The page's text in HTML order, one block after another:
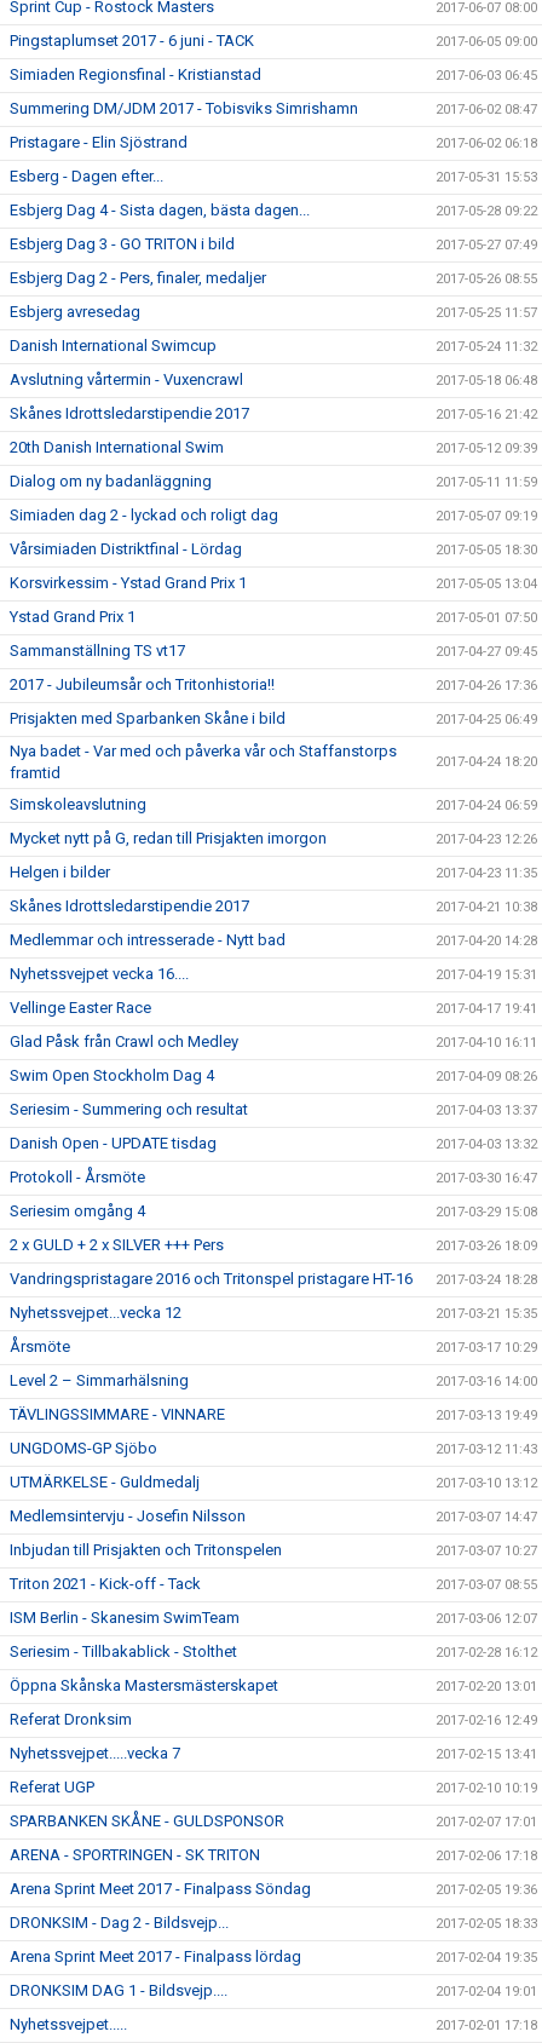
Sprint Cup - Rostock Masters 2017-06-07 08:00
Pingstaplumset 2017 - 6 juni - TACK 2017-06-05 09:00
Simiaden Regionsfinal - Kristianstad 2017-06-03 06:45
Summering DM/JDM 2017 - Tobisviks Simrishamn 2017-06-02 08:47
Pristagare - Elin Sjöstrand 2017-06-02 06:18
Esberg - Dagen efter... 2017-05-31 15:53
Esbjerg Dag 4 - Sista dagen, bästa dagen... 2017-05-28 09:22
Esbjerg Dag 3 - GO TRITON i bild 2017-05-27 07:49
Esbjerg Dag 2 - Pers, finaler, medaljer 2017-05-26 08:55
Esbjerg avresedag 2017-05-25 11:57
Danish International Swimcup 2017-05-24 11:32
Avslutning vårtermin - Vuxencrawl 2017-05-18 06:48
Skånes Idrottsledarstipendie 2017 2017-05-16 21:42
20th Danish International Swim 2017-05-12 09:39
Dialog om ny badanläggning 2017-05-11 11:59
Simiaden dag 2 - lyckad och roligt dag 2017-05-07 09:19
Vårsimiaden Distriktfinal - Lördag 2017-05-05 18:30
Korsvirkessim - Ystad Grand Prix 1 2017-05-05 13:04
Ystad Grand Prix 1 2017-05-01 07:50
Sammanställning TS vt17 2017-04-27 09:45
2017 - Jubileumsår och Tritonhistoria!! 2017-04-26 17:36
Prisjakten med Sparbanken Skåne i bild 2017-04-25 06:49
Nya badet - Var med och påverka vår och Staffanstorps
framtid
2017-04-24 18:20
Simskoleavslutning 2017-04-24 06:59
Mycket nytt på G, redan till Prisjakten imorgon 2017-04-23 12:26
Helgen i bilder 2017-04-23 11:35
Skånes Idrottsledarstipendie 2017 2017-04-21 10:38
Medlemmar och intresserade - Nytt bad 2017-04-20 14:28
Nyhetssvejpet vecka 16.... 2017-04-19 15:31
Vellinge Easter Race 2017-04-17 19:41
Glad Påsk från Crawl och Medley 2017-04-10 16:11
Swim Open Stockholm Dag 4 2017-04-09 08:26
Seriesim - Summering och resultat 2017-04-03 13:37
Danish Open - UPDATE tisdag 2017-04-03 13:32
Protokoll - Årsmöte 2017-03-30 16:47
Seriesim omgång 4 2017-03-29 15:08
2 x GULD + 2 x SILVER +++ Pers 2017-03-26 18:09
Vandringspristagare 2016 och Tritonspel pristagare HT-16 2017-03-24 18:28
Nyhetssvejpet...vecka 12 2017-03-21 15:35
Årsmöte 2017-03-17 10:29
Level 2 – Simmarhälsning 2017-03-16 14:00
TÄVLINGSSIMMARE - VINNARE 2017-03-13 19:49
UNGDOMS-GP Sjöbo 2017-03-12 11:43
UTMÄRKELSE - Guldmedalj 2017-03-10 13:12
Medlemsintervju - Josefin Nilsson 2017-03-07 14:47
Inbjudan till Prisjakten och Tritonspelen 2017-03-07 10:27
Triton 2021 - Kick-off - Tack 2017-03-07 08:55
ISM Berlin - Skanesim SwimTeam 2017-03-06 12:07
Seriesim - Tillbakablick - Stolthet 2017-02-28 16:12
Öppna Skånska Mastersmästerskapet 2017-02-20 13:01
Referat Dronksim 2017-02-16 12:49
Nyhetssvejpet.....vecka 7 2017-02-15 13:41
Referat UGP 2017-02-10 10:19
SPARBANKEN SKÅNE - GULDSPONSOR 2017-02-07 17:01
ARENA - SPORTRINGEN - SK TRITON 2017-02-06 17:18
Arena Sprint Meet 2017 - Finalpass Söndag 2017-02-05 19:36
DRONKSIM - Dag 2 - Bildsvejp... 2017-02-05 18:33
Arena Sprint Meet 2017 - Finalpass lördag 2017-02-04 19:35
DRONKSIM DAG 1 - Bildsvejp.... 2017-02-04 19:01
Nyhetssvejpet..... 2017-02-01 17:18